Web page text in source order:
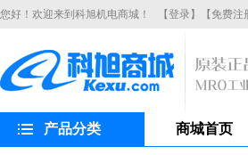
您好！欢迎来到科旭机电商城！ 【登录】 【免费注
产品分类 商城首页